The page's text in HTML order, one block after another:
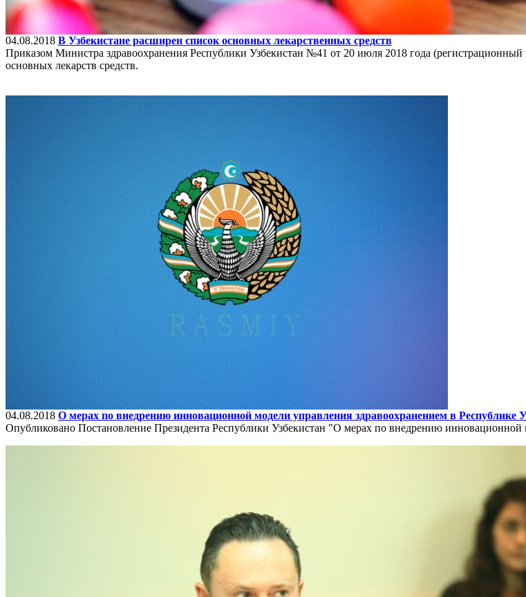
04.08.2018 В Узбекистане расширен список основных лекарственных средств
Приказом Министра здравоохранения Республики Узбекистан №41 от 20 июля 2018 года
основных лекарств средств.
04.08.2018 О мерах по внедрению инновационной модели управления здравоохранением в Республике
Опубликовано Постановление Президента Республики Узбекистан "О мерах по внедрению инновационной